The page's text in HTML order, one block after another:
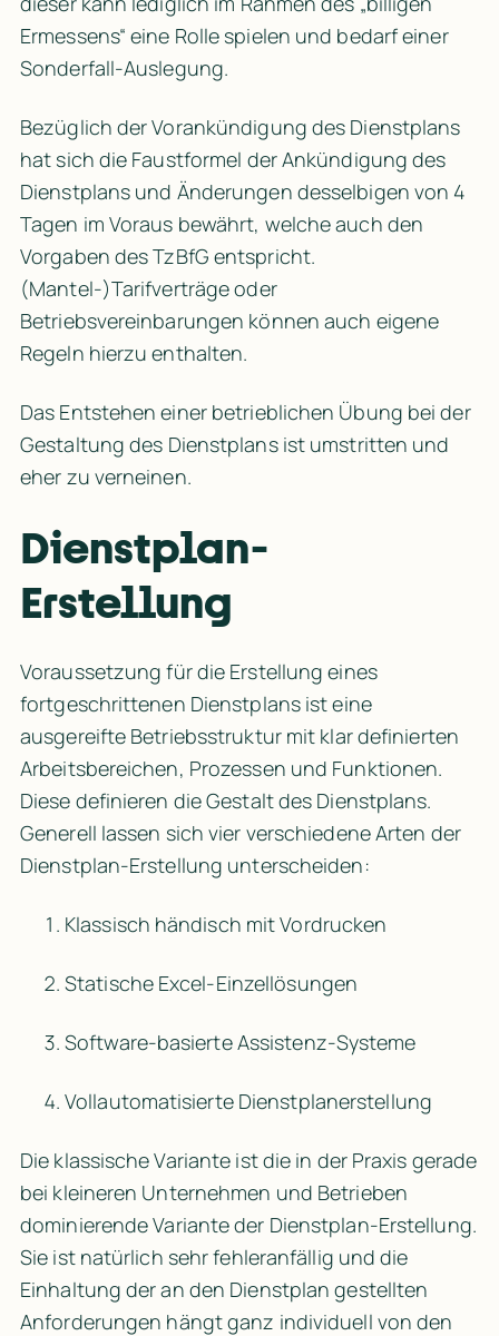
Ermessens“ eine Rolle spielen und bedarf einer
Sonderfall-Auslegung.
Bezüglich der Vorankündigung des Dienstplans
hat sich die Faustformel der Ankündigung des
Dienstplans und Änderungen desselbigen von 4
Tagen im Voraus bewährt, welche auch den
Vorgaben des TzBfG entspricht.
(Mantel-)Tarifverträge oder
Betriebsvereinbarungen können auch eigene
Regeln hierzu enthalten.
Das Entstehen einer betrieblichen Übung bei der
Gestaltung des Dienstplans ist umstritten und
eher zu verneinen.
Dienstplan-
Erstellung
Voraussetzung für die Erstellung eines
fortgeschrittenen Dienstplans ist eine
ausgereifte Betriebsstruktur mit klar definierten
Arbeitsbereichen, Prozessen und Funktionen.
Diese definieren die Gestalt des Dienstplans.
Generell lassen sich vier verschiedene Arten der
Dienstplan-Erstellung unterscheiden:
Klassisch händisch mit Vordrucken
Statische Excel-Einzellösungen
Software-basierte Assistenz-Systeme
Vollautomatisierte Dienstplanerstellung
Die klassische Variante ist die in der Praxis gerade
bei kleineren Unternehmen und Betrieben
dominierende Variante der Dienstplan-Erstellung.
Sie ist natürlich sehr fehleranfällig und die
Einhaltung der an den Dienstplan gestellten
Anforderungen hängt ganz individuell von den